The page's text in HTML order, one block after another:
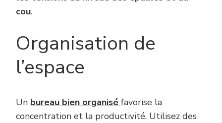
cou.
Organisation de
l’espace
Un bureau bien organisé favorise la
concentration et la productivité. Utilisez des